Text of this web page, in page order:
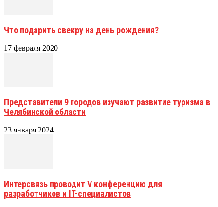
Что подарить свекру на день рождения?
17 февраля 2020
Представители 9 городов изучают развитие туризма в
Челябинской области
23 января 2024
Интерсвязь проводит V конференцию для
разработчиков и IT-специалистов